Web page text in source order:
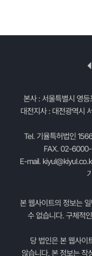
본사 : 서울특별시 영
대전지사 : 대전광역시
Tel. 기율특허법인
FAX. 02-
E-mail.
본 웹사이트의 정보는
수 없습니다. 구체적
당 법인은 본 웹사이
않습니다. 본 정보는 작